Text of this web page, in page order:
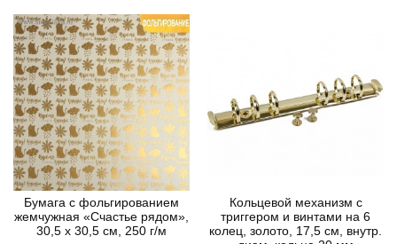
Бумага с фольгированием
жемчужная «Счастье рядом»,
30,5 х 30,5 см, 250 г/м
Кольцевой механизм с
триггером и винтами на 6
колец, золото, 17,5 см, внутр.